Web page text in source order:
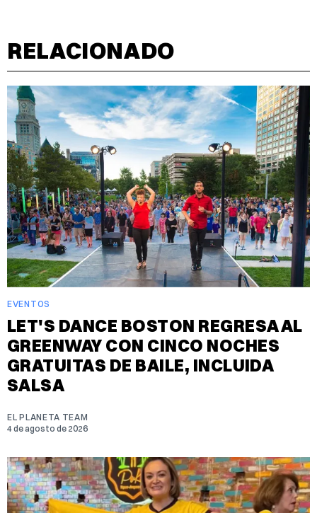
RELACIONADO
EVENTOS
LET'S DANCE BOSTON REGRESA AL
GREENWAY CON CINCO NOCHES
GRATUITAS DE BAILE, INCLUIDA
SALSA
EL PLANETA TEAM
4 de agosto de 2026